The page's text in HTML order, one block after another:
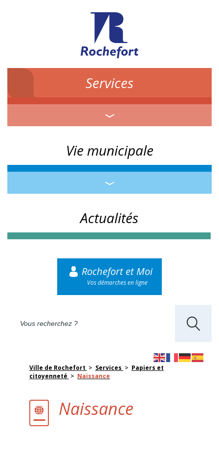
Services
Vie municipale
Actualités
Rochefort et Moi
Vos démarches en ligne
Ville de Rochefort > Services > Papiers et
citoyenneté > Naissance
Naissance